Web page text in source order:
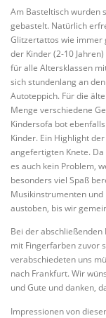
Am Basteltisch wurden
gebastelt. Natürlich
Glitzertattos wie immer
der Kinder (2-10
für alle Altersklassen
sich stundenlang an
Autoteppich. Für die
Menge verschiedene
Kindersofa bot
Kinder. Ein Highlight
angefertigten Knete.
es auch kein Problem,
besonders viel Spaß
Musikinstrumenten und
austoben, bis wir
Bei der abschließenden
mit Fingerfarben zuvor
verabschiedeten uns
nach Frankfurt. Wir
und Gute und danken,
Impressionen von